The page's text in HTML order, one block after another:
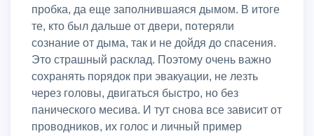
пробка, да еще заполнившаяся дымом. В итоге
те, кто был дальше от двери, потеряли
сознание от дыма, так и не дойдя до спасения.
Это страшный расклад. Поэтому очень важно
сохранять порядок при эвакуации, не лезть
через головы, двигаться быстро, но без
панического месива. И тут снова все зависит от
проводников, их голос и личный пример